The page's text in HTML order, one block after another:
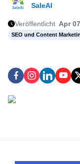
SaleAI
Veröffentlicht Apr
SEO und Content